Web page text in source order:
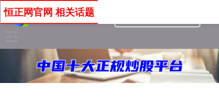
恒正网官网 相关话题